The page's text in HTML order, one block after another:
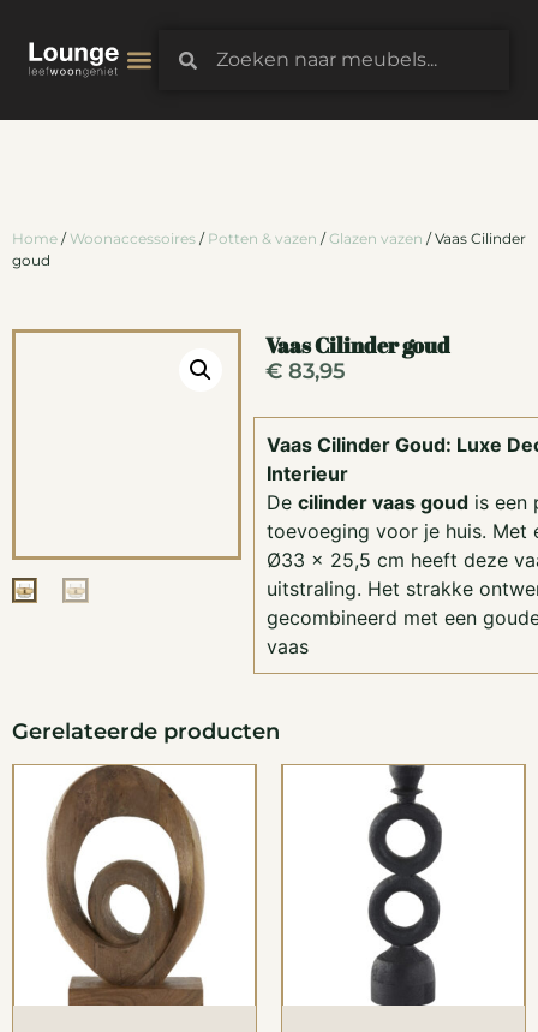
Home / Woonaccessoires / Potten & vazen /Glazen vazen / Vaas Cilinder
goud
Vaas Cilinder goud
€83,95
Vaas Cilinder Goud: Luxe
Interieur
De cilinder vaas goudis een
toevoeging voor je huis. Met
Ø33 x 25,5 cm heeft deze
uitstraling. Het strakke
gecombineerd met een
vaas
Gerelateerde producten